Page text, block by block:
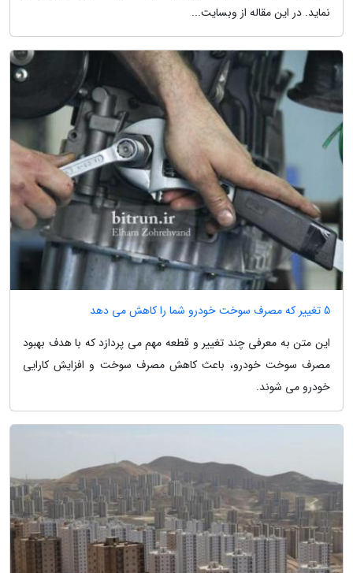
نماید. در این مقاله از وبسایت...
5 تغییر که مصرف سوخت خودرو شما را کاهش می دهد
این متن به معرفی چند تغییر و قطعه مهم می پردازد که با هدف بهبود
مصرف سوخت خودرو، باعث کاهش مصرف سوخت و افزایش کارایی
خودرو می شوند.